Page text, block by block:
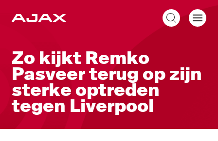
Zo kijkt Remko
Pasveer terug op zijn
sterke optreden
tegen Liverpool